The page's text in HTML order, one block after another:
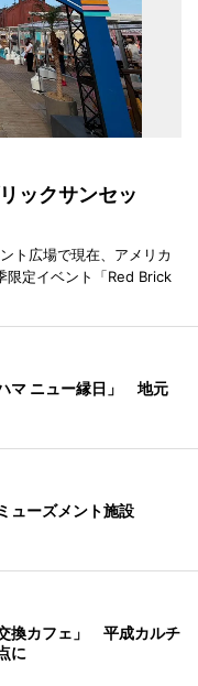
ックサンセッ
ト広場で現在、アメリカ
限定イベント「Red Brick
マ ニュー縁日」 地元
ューズメント施設
換カフェ」 平成カルチ
に